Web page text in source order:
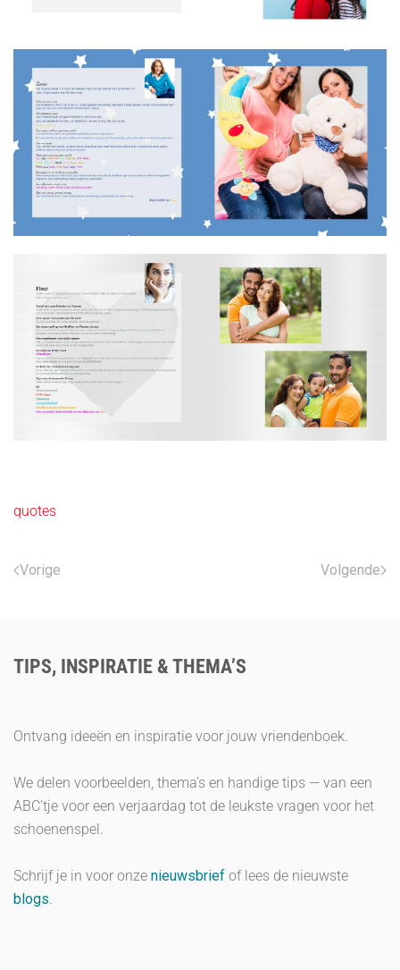
quotes
Vorige Volgende
TIPS, INSPIRATIE & THEMA’S
Ontvang ideeën en inspiratie voor jouw vriendenboek.
We delen voorbeelden, thema’s en handige tips — van een
ABC’tje voor een verjaardag tot de leukste vragen voor het
schoenenspel.
Schrijf je in voor onze nieuwsbrief of lees de nieuwste
blogs.